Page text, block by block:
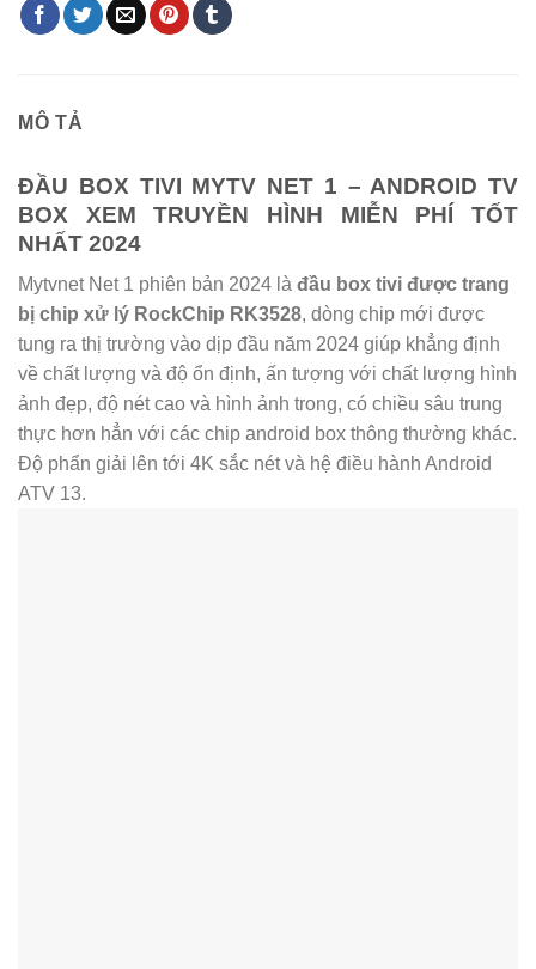
MÔ TẢ
ĐẦU BOX TIVI MYTV NET 1 – ANDROID TV
BOX XEM TRUYỀN HÌNH MIỄN PHÍ TỐT
NHẤT 2024
Mytvnet Net 1 phiên bản 2024 là đầu box tivi được trang
bị chip xử lý RockChip RK3528, dòng chip mới được
tung ra thị trường vào dịp đầu năm 2024 giúp khẳng định
về chất lượng và độ ổn định, ấn tượng với chất lượng hình
ảnh đẹp, độ nét cao và hình ảnh trong, có chiều sâu trung
thực hơn hẳn với các chip android box thông thường khác.
Độ phẩn giải lên tới 4K sắc nét và hệ điều hành Android
ATV 13.